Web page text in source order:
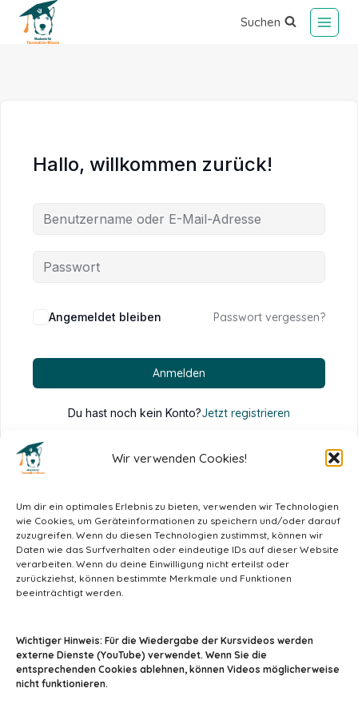
Wir verwenden Cookies!
Um dir ein optimales Erlebnis zu bieten, verwenden wir Technologien
wie Cookies, um Geräteinformationen zu speichern und/oder darauf
zuzugreifen. Wenn du diesen Technologien zustimmst, können wir
Daten wie das Surfverhalten oder eindeutige IDs auf dieser Website
verarbeiten. Wenn du deine Einwilligung nicht erteilst oder
zurückziehst, können bestimmte Merkmale und Funktionen
beeinträchtigt werden.
Wichtiger Hinweis: Für die Wiedergabe der Kursvideos werden
externe Dienste (YouTube) verwendet. Wenn Sie die
entsprechenden Cookies ablehnen, können Videos möglicherweise
nicht funktionieren.
Suchen
Hallo, willkommen zurück!
Alternative:
Angemeldet bleiben Passwort vergessen?
Anmelden
Du hast noch kein Konto?Jetzt registrieren
info@tiermedizin-wissen.de